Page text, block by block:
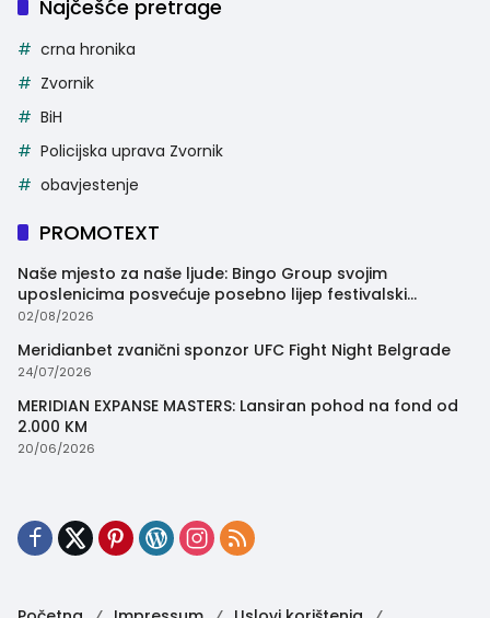
Najčešće pretrage
crna hronika
Zvornik
BiH
Policijska uprava Zvornik
obavjestenje
PROMOTEXT
Naše mjesto za naše ljude: Bingo Group svojim
uposlenicima posvećuje posebno lijep festivalski
trenutak
02/08/2026
Meridianbet zvanični sponzor UFC Fight Night Belgrade
24/07/2026
MERIDIAN EXPANSE MASTERS: Lansiran pohod na fond od
2.000 KM
20/06/2026